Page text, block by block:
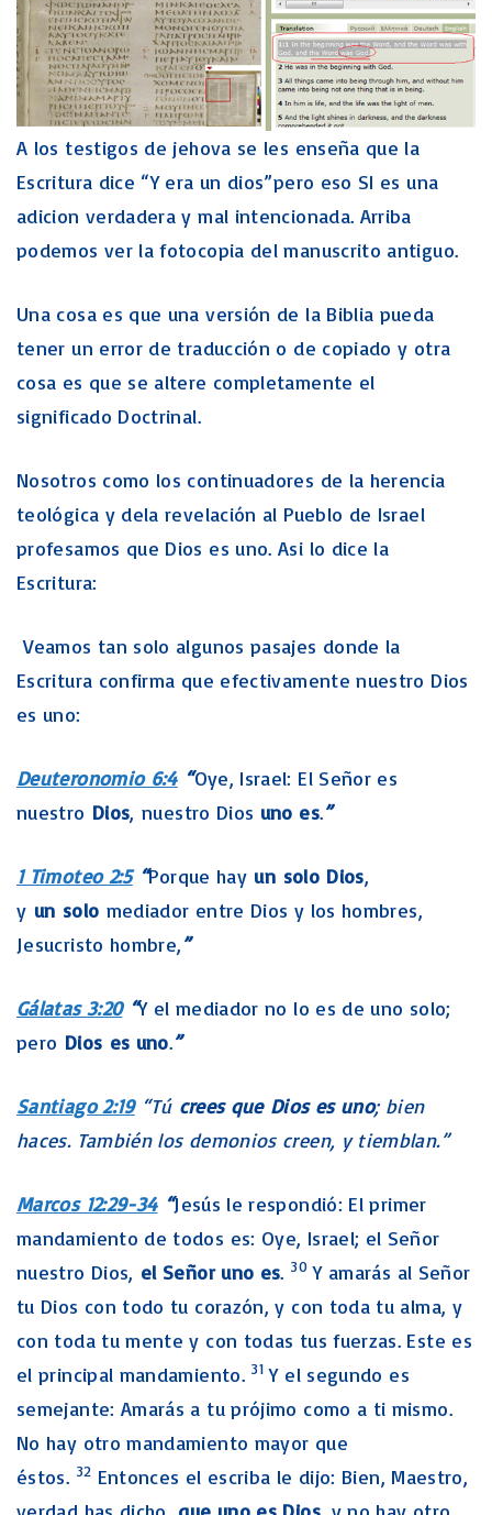
A los testigos de jehova se les enseña que la
Escritura dice “Y era un dios”pero eso SI es una
adicion verdadera y mal intencionada. Arriba
podemos ver la fotocopia del manuscrito antiguo.
Una cosa es que una versión de la Biblia pueda
tener un error de traducción o de copiado y otra
cosa es que se altere completamente el
significado Doctrinal.
Nosotros como los continuadores de la herencia
teológica y dela revelación al Pueblo de Israel
profesamos que Dios es uno. Asi lo dice la
Escritura:
Veamos tan solo algunos pasajes donde la
Escritura confirma que efectivamente nuestro Dios
es uno:
Deuteronomio 6:4“Oye, Israel: El Señor es
nuestro Dios, nuestro Dios uno es.”
1 Timoteo 2:5“Porque hay un solo Dios,
y un solo mediador entre Dios y los hombres,
Jesucristo hombre,”
Gálatas 3:20“Y el mediador no lo es de uno solo;
pero Dios es uno.”
Santiago 2:19“Tú crees que Dios es uno; bien
haces. También los demonios creen, y tiemblan.”
Marcos 12:29-34“Jesús le respondió: El primer
mandamiento de todos es: Oye, Israel; el Señor
nuestro Dios, el Señor uno es.30Y amarás al Señor
tu Dios con todo tu corazón, y con toda tu alma, y
con toda tu mente y con todas tus fuerzas. Este es
el principal mandamiento.31Y el segundo es
semejante: Amarás a tu prójimo como a ti mismo.
No hay otro mandamiento mayor que
éstos. 32 Entonces el escriba le dijo: Bien, Maestro,